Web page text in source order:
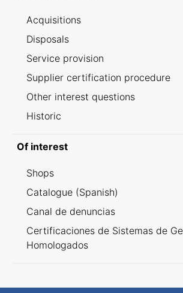
Acquisitions
Disposals
Service provision
Supplier certification procedure
Other interest questions
Historic
Of interest
Shops
Catalogue (Spanish)
Canal de denuncias
Certificaciones de Sistemas de
Homologados